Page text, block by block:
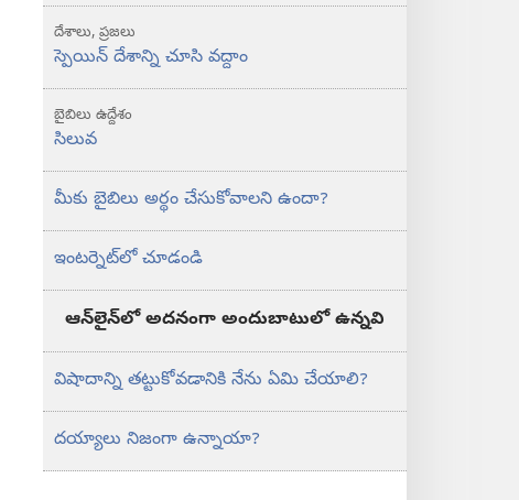
దేశాలు, ప్రజలు
స్పెయిన్‌ దేశాన్ని చూసి వద్దాం
బైబిలు ఉద్దేశం
సిలువ
మీకు బైబిలు అర్థం చేసుకోవాలని ఉందా?
ఇంటర్నెట్‌లో చూడండి
ఆన్‌లైన్‌లో అదనంగా అందుబాటులో ఉన్నవి
విషాదాన్ని తట్టుకోవడానికి నేను ఏమి చేయాలి?
దయ్యాలు నిజంగా ఉన్నాయా?